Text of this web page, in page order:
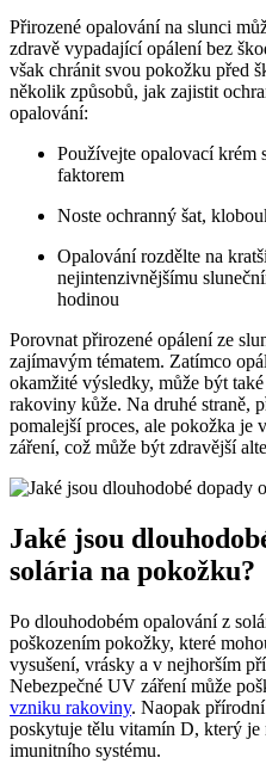
Přirozené opalování na slunci
zdravě vypadající opálení bez
však chránit svou pokožku před
několik způsobů, jak zajistit
opalování:
Používejte opalovací krém
faktorem
Noste ochranný šat,
Opalování rozdělte na
nejintenzivnějšímu
hodinou
Porovnat přirozené opálení ze
zajímavým tématem. Zatímco
okamžité výsledky, může být
rakoviny kůže. Na druhé straně,
pomalejší proces, ale pokožka je
záření, což může být zdravější
Jaké jsou
solária na pokožku?
Po dlouhodobém opalování z
poškozením pokožky, které
vysušení, vrásky a v nejhorším
Nebezpečné UV záření může
vzniku rakoviny. Naopak
poskytuje tělu vitamín D, který je
imunitního systému.